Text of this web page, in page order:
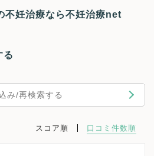
不妊治療なら不妊治療net
る
み/再検索する
スコア順 口コミ件数順